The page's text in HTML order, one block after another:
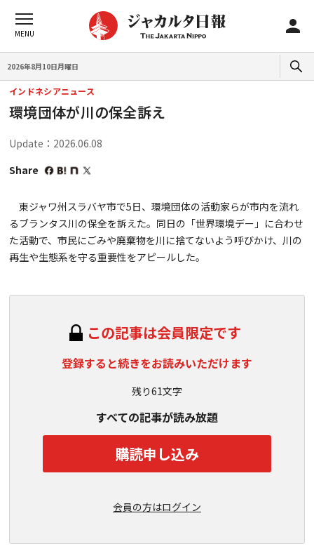
2026年8月10日月曜日
インドネシアニュース
環境団体が川の保全訴え
Update：2026.06.08
Share
東ジャワ州スラバヤ市で5日、環境団体の活動家らが市内を流れ
るブランタス川の保全を訴えた。同日の「世界環境デー」に合わせ
た活動で、市民にごみや廃棄物を川に捨てないよう呼びかけ、川の
再生や生態系を守る重要性をアピールした。
この記事は会員限定です
登録すると続きをお読みいただけます
残り61文字
すべての記事が読み放題
購読申し込み
会員の方はログイン